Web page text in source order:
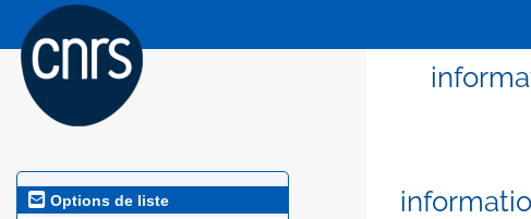
Options de liste